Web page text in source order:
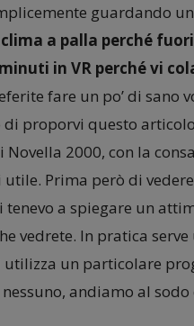
guardando
a palla perché
in VR perché vi
fare un po’ di sano
di proporvi questo
2000, con la
Prima però di
tenevo a spiegare un
vedrete. In pratica serve
un particolare
andiamo al